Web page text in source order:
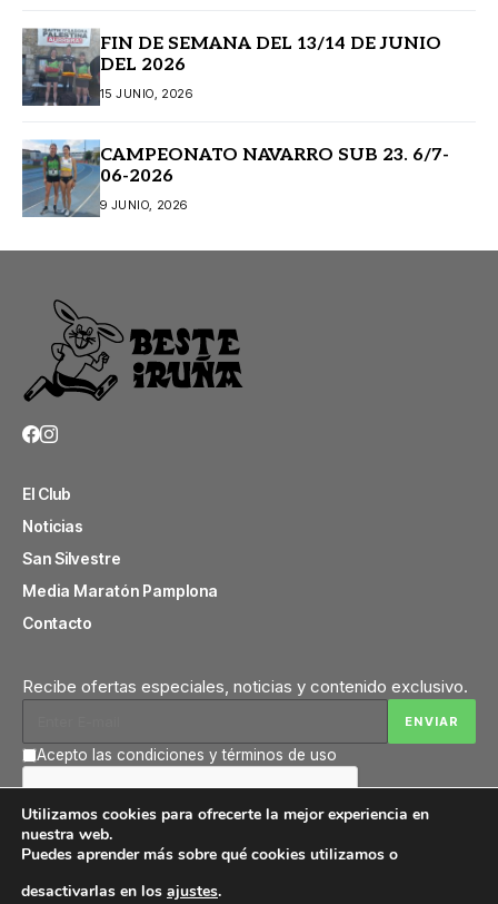
FIN DE SEMANA DEL 13/14 DE JUNIO
DEL 2026
15 JUNIO, 2026
CAMPEONATO NAVARRO SUB 23. 6/7-
06-2026
9 JUNIO, 2026
El Club
Noticias
San Silvestre
Media Maratón Pamplona
Contacto
Recibe ofertas especiales, noticias y contenido exclusivo.
Acepto las condiciones y términos de uso
Utilizamos cookies para ofrecerte la mejor experiencia en
nuestra web.
Puedes aprender más sobre qué cookies utilizamos o
desactivarlas en los ajustes.